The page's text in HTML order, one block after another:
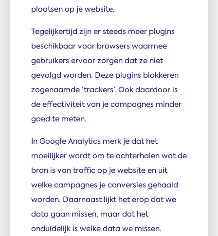
plaatsen op je website.
Tegelijkertijd zijn er steeds meer plugins
beschikbaar voor browsers waarmee
gebruikers ervoor zorgen dat ze niet
gevolgd worden. Deze plugins blokkeren
zogenaamde ‘trackers’. Ook daardoor is
de effectiviteit van je campagnes minder
goed te meten.
In Google Analytics merk je dat het
moeilijker wordt om te achterhalen wat de
bron is van traffic op je website en uit
welke campagnes je conversies gehaald
worden. Daarnaast lijkt het erop dat we
data gaan missen, maar dat het
onduidelijk is welke data we missen.